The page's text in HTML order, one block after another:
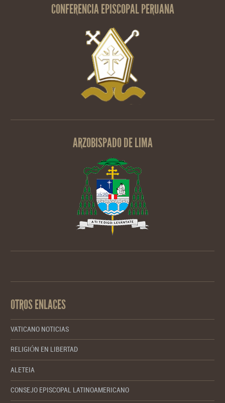
CONFERENCIA EPISCOPAL PERUANA
ARZOBISPADO DE LIMA
OTROS ENLACES
VATICANO NOTICIAS
RELIGIÓN EN LIBERTAD
ALETEIA
CONSEJO EPISCOPAL LATINOAMERICANO